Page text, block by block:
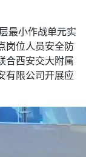
最小作战单元实
岗位人员安全防
合西安交大附属
有限公司开展应